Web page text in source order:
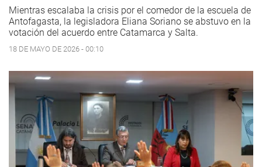
Mientras escalaba la crisis por el comedor de la escuela de
Antofagasta, la legisladora Eliana Soriano se abstuvo en la
votación del acuerdo entre Catamarca y Salta.
18 DE MAYO DE 2026 - 00:10